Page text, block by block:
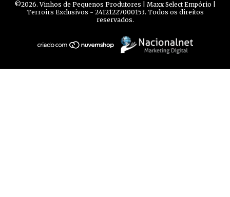
©2026. Vinhos de Pequenos Produtores | Maxx Select Empório |
Terroirs Exclusivos - 24121227000153. Todos os direitos
reservados.